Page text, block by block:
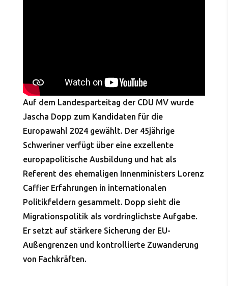
Auf dem Landesparteitag der CDU MV wurde
Jascha Dopp zum Kandidaten für die
Europawahl 2024 gewählt. Der 45jährige
Schweriner verfügt über eine exzellente
europapolitische Ausbildung und hat als
Referent des ehemaligen Innenministers Lorenz
Caffier Erfahrungen in internationalen
Politikfeldern gesammelt. Dopp sieht die
Migrationspolitik als vordringlichste Aufgabe.
Er setzt auf stärkere Sicherung der EU-
Außengrenzen und kontrollierte Zuwanderung
von Fachkräften.